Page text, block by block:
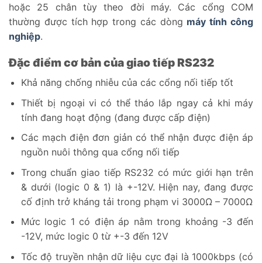
hoặc 25 chân tùy theo đời máy. Các cổng COM
thường được tích hợp trong các dòng máy tính công
nghiệp.
Đặc điểm cơ bản của giao tiếp RS232
Khả năng chống nhiễu của các cổng nối tiếp tốt
Thiết bị ngoại vi có thể tháo lắp ngay cả khi máy
tính đang hoạt động (đang được cấp điện)
Các mạch điện đơn giản có thể nhận được điện áp
nguồn nuôi thông qua cổng nối tiếp
Trong chuẩn giao tiếp RS232 có mức giới hạn trên
& dưới (logic 0 & 1) là +-12V. Hiện nay, đang được
cố định trở kháng tải trong phạm vi 3000Ω – 7000Ω
Mức logic 1 có điện áp nằm trong khoảng -3 đến
-12V, mức logic 0 từ +-3 đến 12V
Tốc độ truyền nhận dữ liệu cực đại là 1000kbps (có